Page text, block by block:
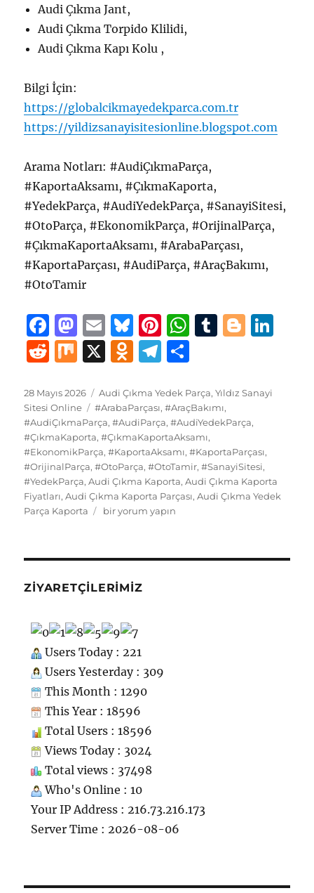
Audi Çıkma Jant,
Audi Çıkma Torpido Klilidi,
Audi Çıkma Kapı Kolu ,
Bilgi İçin:
https://globalcikmayedekparca.com.tr
https://yildizsanayisitesionline.blogspot.com
Arama Notları: #AudiÇıkmaParça,
#KaportaAksamı, #ÇıkmaKaporta,
#YedekParça, #AudiYedekParça, #SanayiSitesi,
#OtoParça, #EkonomikParça, #OrijinalParça,
#ÇıkmaKaportaAksamı, #ArabaParçası,
#KaportaParçası, #AudiParça, #AraçBakımı,
#OtoTamir
F
a
c
e
b
o
o
k
M
a
st
o
d
o
n
E
m
ai
l
B
lu
e
s
k
y
Pi
n
te
re
st
W
s
A
p
p
T
bl
r
B
g
er
R
d
di
t
M X
O
n
o
kl
a
ss
ni
T
e
g
r
a
m
a
re
Yayın
tarihi
28 Mayıs 2026 Kategoriler
Audi Çıkma Yedek Parça,Yıldız Sanayi
Sitesi Online
Etiketler
#ArabaParçası,#AraçBakımı,
#AudiÇıkmaParça,#AudiParça,#AudiYedekParça,
#ÇıkmaKaporta,#ÇıkmaKaportaAksamı,
#EkonomikParça,#KaportaAksamı,#KaportaParçası,
#OrijinalParça,#OtoParça,#OtoTamir,#SanayiSitesi,
#YedekParça,Audi Çıkma Kaporta,Audi Çıkma Kaporta
Fiyatları,Audi Çıkma Kaporta Parçası,Audi Çıkma Yedek
Parça Kaporta
Audi
için
bir yorum yapın
ZIYARETÇILERIMIZ
Users Today : 221
Users Yesterday : 309
This Month : 1290
This Year : 18596
Total Users : 18596
Views Today : 3024
Total views : 37498
Who's Online : 10
Your IP Address : 216.73.216.173
Server Time : 2026-08-06